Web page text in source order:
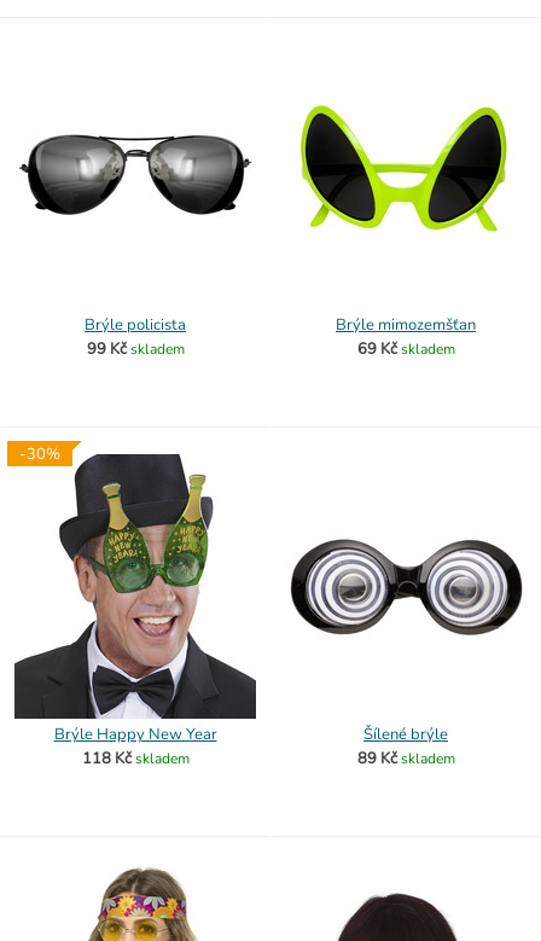
Brýle policista
99 Kč skladem
Brýle mimozemšťan
69 Kč skladem
-30%
Brýle Happy New Year
118 Kč skladem
Šílené brýle
89 Kč skladem